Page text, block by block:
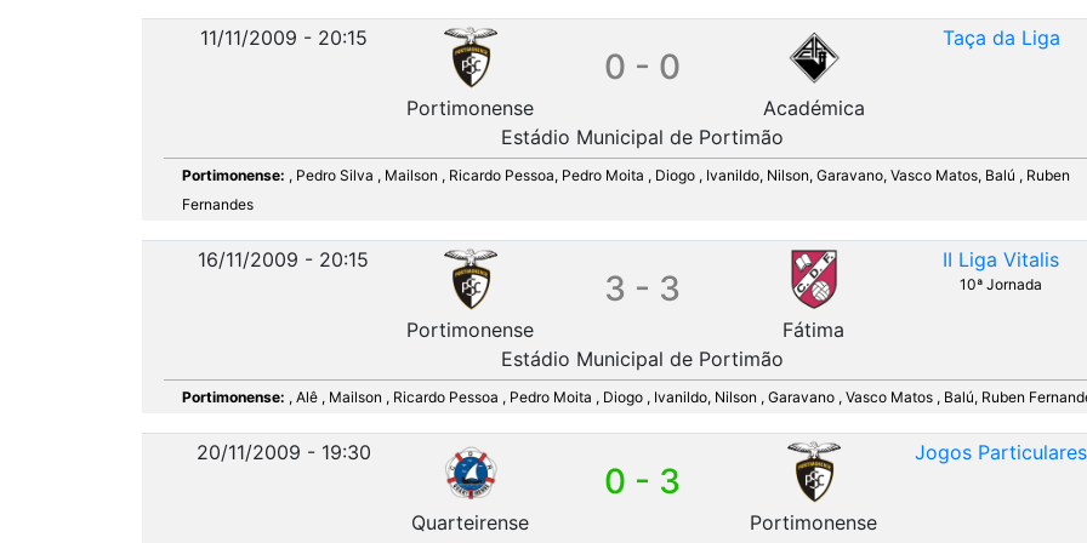
11/11/2009 - 20:15 Taça da Liga
Portimonense
0 - 0
Académica
Estádio Municipal de Portimão
Portimonense: , Pedro Silva , Mailson , Ricardo Pessoa, Pedro Moita , Diogo , Ivanildo, Nilson, Garavano, Vasco Matos, Balú , Ruben
Fernandes
16/11/2009 - 20:15 II Liga Vitalis
10ª Jornada
Portimonense
3 - 3
Fátima
Estádio Municipal de Portimão
Portimonense: , Alê , Mailson , Ricardo Pessoa , Pedro Moita , Diogo , Ivanildo, Nilson , Garavano , Vasco Matos , Balú, Ruben
20/11/2009 - 19:30 Jogos Particulares
Quarteirense
0 - 3
Portimonense